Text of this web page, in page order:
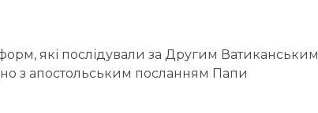
які послідували за Другим Ватиканським
з апостольським посланням Папи